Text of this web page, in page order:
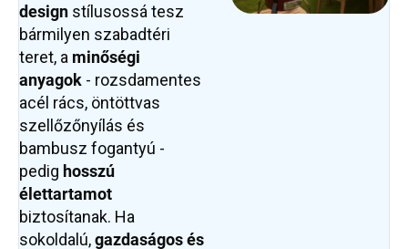
design stílusossá tesz
bármilyen szabadtéri
teret, a minőségi
anyagok - rozsdamentes
acél rács, öntöttvas
szellőzőnyílás és
bambusz fogantyú -
pedig hosszú
élettartamot
biztosítanak. Ha
sokoldalú,gazdaságos és